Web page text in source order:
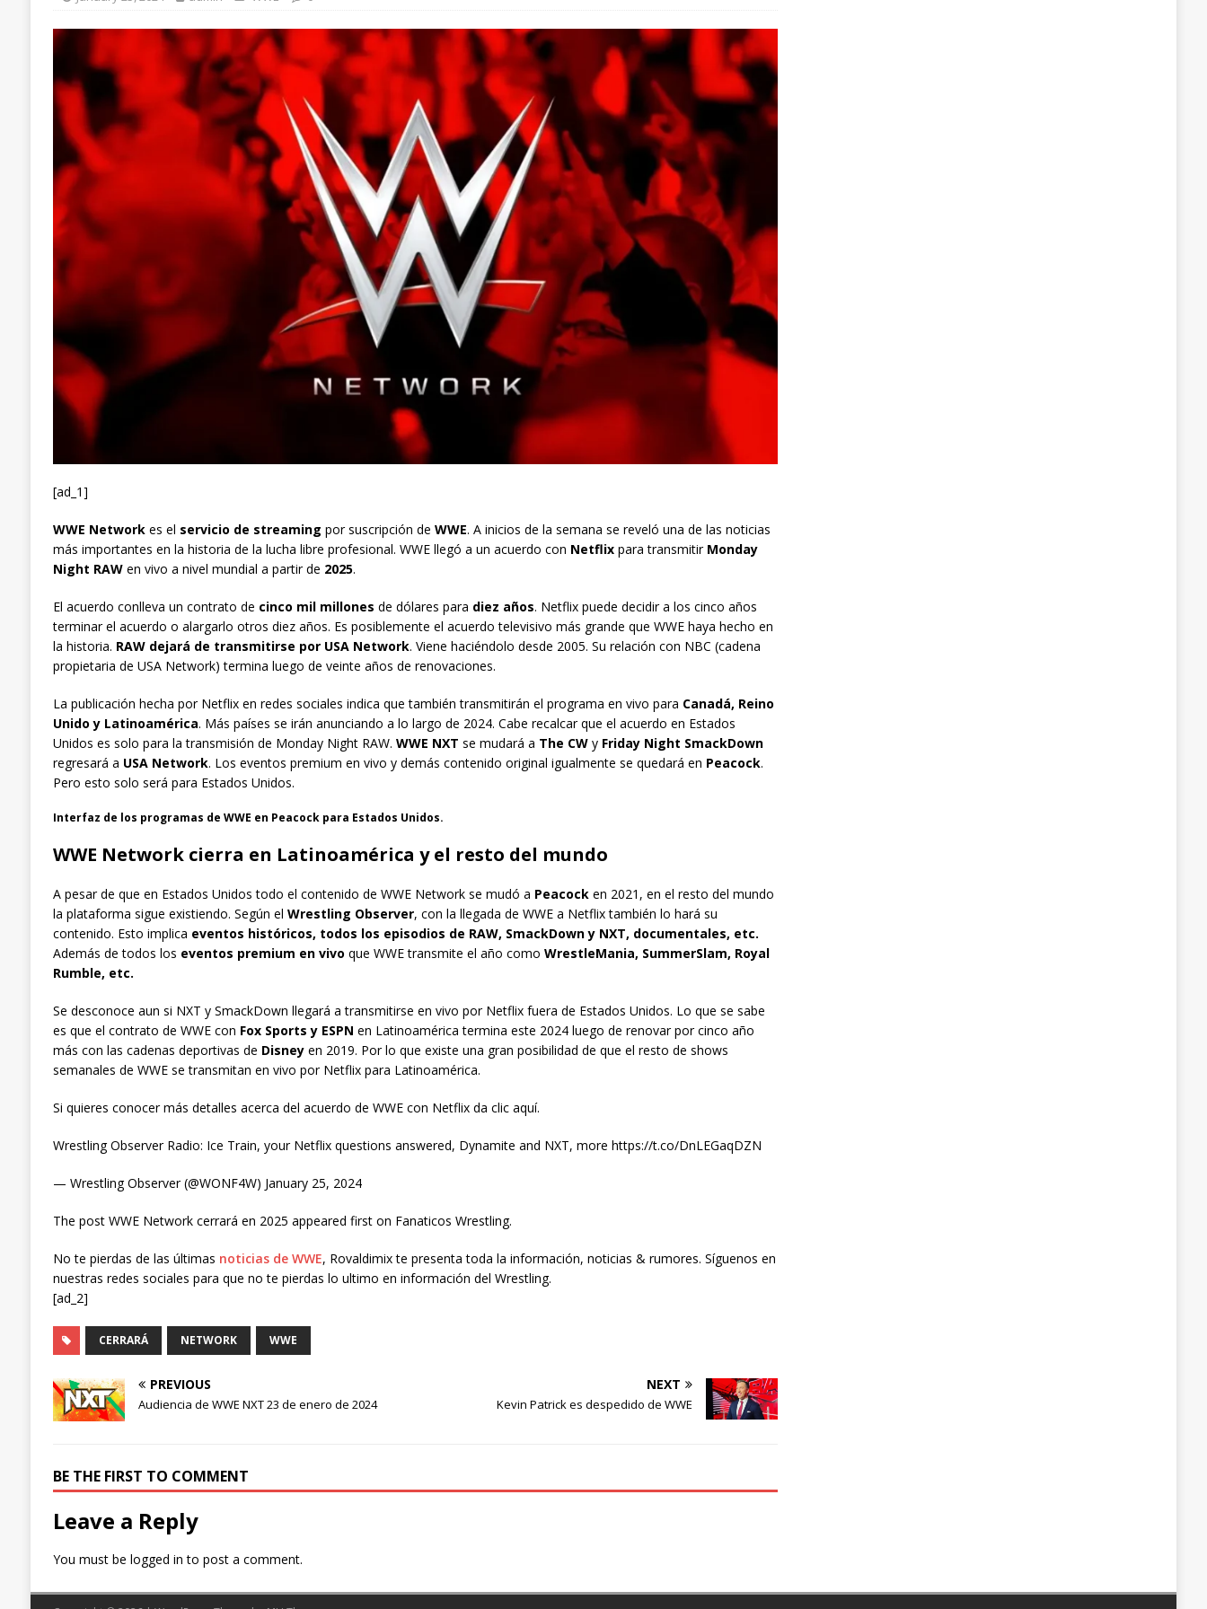
[ad_1]
WWE Networkes el servicio de streaming por suscripción de WWE. A inicios de la semana se reveló una de las noticias
más importantes en la historia de la lucha libre profesional. WWE llegó a un acuerdo con Netflixpara transmitir Monday
Night RAWen vivo a nivel mundial a partir de 2025.
El acuerdo conlleva un contrato de cinco mil millones de dólares para diez años. Netflix puede decidir a los cinco años
terminar el acuerdo o alargarlo otros diez años. Es posiblemente el acuerdo televisivo más grande que WWE haya hecho en
la historia. RAW dejará de transmitirse por USA Network. Viene haciéndolo desde 2005. Su relación con NBC (cadena
propietaria de USA Network) termina luego de veinte años de renovaciones.
La publicación hecha por Netflix en redes sociales indica que también transmitirán el programa en vivo para Canadá, Reino
Unido y Latinoamérica. Más países se irán anunciando a lo largo de 2024. Cabe recalcar que el acuerdo en Estados
Unidos es solo para la transmisión de Monday Night RAW. WWE NXT se mudará a The CWy Friday Night SmackDown
regresará a USA Network. Los eventos premium en vivo y demás contenido original igualmente se quedará en Peacock.
Pero esto solo será para Estados Unidos.
Interfaz de los programas de WWE en Peacock para Estados Unidos.
WWE Network cierra en Latinoamérica y el resto del mundo
A pesar de que en Estados Unidos todo el contenido de WWE Network se mudó a Peacocken 2021, en el resto del mundo
la plataforma sigue existiendo. Según el Wrestling Observer, con la llegada de WWE a Netflix también lo hará su
contenido. Esto implica eventos históricos, todos los episodios de RAW, SmackDown y NXT, documentales, etc.
Además de todos los eventos premium en vivo que WWE transmite el año como WrestleMania, SummerSlam, Royal
Rumble, etc.
Se desconoce aun si NXT y SmackDown llegará a transmitirse en vivo por Netflix fuera de Estados Unidos. Lo que se sabe
es que el contrato de WWE con Fox Sports y ESPN en Latinoamérica termina este 2024 luego de renovar por cinco año
más con las cadenas deportivas de Disneyen 2019. Por lo que existe una gran posibilidad de que el resto de shows
semanales de WWE se transmitan en vivo por Netflix para Latinoamérica.
Si quieres conocer más detalles acerca del acuerdo de WWE con Netflix da clic aquí.
Wrestling Observer Radio: Ice Train, your Netflix questions answered, Dynamite and NXT, more https://t.co/DnLEGaqDZN
— Wrestling Observer (@WONF4W) January 25, 2024
The post WWE Network cerrará en 2025 appeared first on Fanaticos Wrestling.
No te pierdas de las últimas noticias de WWE, Rovaldimix te presenta toda la información, noticias & rumores. Síguenos en
nuestras redes sociales para que no te pierdas lo ultimo en información del Wrestling.
[ad_2]
CERRARÁ NETWORK WWE
PREVIOUS
Audiencia de WWE NXT 23 de enero de 2024
NEXT
Kevin Patrick es despedido de WWE
BE THE FIRST TO COMMENT
Leave a Reply
You must be logged in to post a comment.